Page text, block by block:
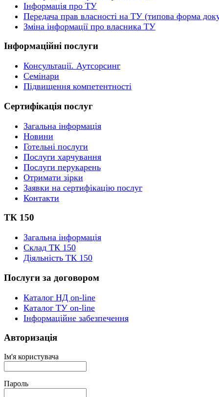
Інформація про ТУ
Передача прав власності на ТУ (типова форма
Зміна інформації про власника ТУ
Інформаційні послуги
Консультації. Аутсорсинг
Семінари
Підвищення компетентності
Сертифікація послуг
Загальна інформація
Новини
Готельні послуги
Послуги харчування
Послуги перукарень
Отримати зірки
Заявки на сертифікацію послуг
Контакти
ТК 150
Загальна інформація
Склад ТК 150
Діяльність ТК 150
Послуги за договором
Каталог НД on-line
Каталог ТУ on-line
Інформаційне забезпечення
Авторизація
Ім'я користувача
Пароль